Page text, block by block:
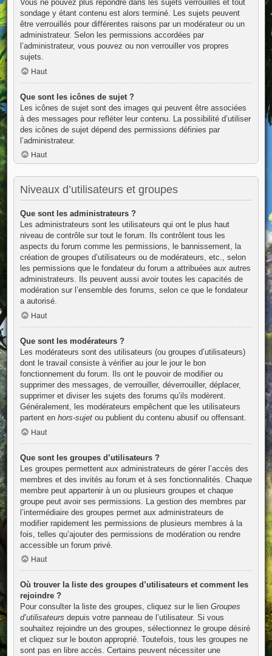
Vous ne pouvez plus répondre dans les sujets verrouillés et tout
sondage y étant contenu est alors terminé. Les sujets peuvent
être verrouillés pour différentes raisons par un modérateur ou un
administrateur. Selon les permissions accordées par
l’administrateur, vous pouvez ou non verrouiller vos propres
sujets.
Haut
Que sont les icônes de sujet ?
Les icônes de sujet sont des images qui peuvent être associées
à des messages pour refléter leur contenu. La possibilité d’utiliser
des icônes de sujet dépend des permissions définies par
l’administrateur.
Haut
Niveaux d’utilisateurs et groupes
Que sont les administrateurs ?
Les administrateurs sont les utilisateurs qui ont le plus haut
niveau de contrôle sur tout le forum. Ils contrôlent tous les
aspects du forum comme les permissions, le bannissement, la
création de groupes d’utilisateurs ou de modérateurs, etc., selon
les permissions que le fondateur du forum a attribuées aux autres
administrateurs. Ils peuvent aussi avoir toutes les capacités de
modération sur l’ensemble des forums, selon ce que le fondateur
a autorisé.
Haut
Que sont les modérateurs ?
Les modérateurs sont des utilisateurs (ou groupes d’utilisateurs)
dont le travail consiste à vérifier au jour le jour le bon
fonctionnement du forum. Ils ont le pouvoir de modifier ou
supprimer des messages, de verrouiller, déverrouiller, déplacer,
supprimer et diviser les sujets des forums qu’ils modèrent.
Généralement, les modérateurs empêchent que les utilisateurs
partent en hors-sujetou publient du contenu abusif ou offensant.
Haut
Que sont les groupes d’utilisateurs ?
Les groupes permettent aux administrateurs de gérer l’accès des
membres et des invités au forum et à ses fonctionnalités. Chaque
membre peut appartenir à un ou plusieurs groupes et chaque
groupe peut avoir ses permissions. La gestion des membres par
l’intermédiaire des groupes permet aux administrateurs de
modifier rapidement les permissions de plusieurs membres à la
fois, telles qu’ajouter des permissions de modération ou rendre
accessible un forum privé.
Haut
Où trouver la liste des groupes d’utilisateurs et comment les
rejoindre ?
Pour consulter la liste des groupes, cliquez sur le lien Groupes
d’utilisateurs depuis votre panneau de l’utilisateur. Si vous
souhaitez rejoindre un des groupes, sélectionnez le groupe désiré
et cliquez sur le bouton approprié. Toutefois, tous les groupes ne
sont pas en libre accès. Certains peuvent nécessiter une